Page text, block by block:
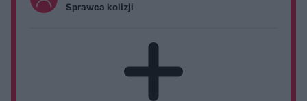
Sprawca kolizji